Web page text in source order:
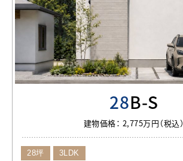
28B-S
建物価格： 2,775万円（税込）
28坪 3LDK